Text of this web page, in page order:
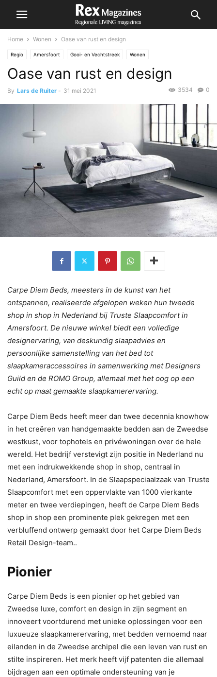
Home Wonen Oase van rust en design
Regio Amersfoort Gooi- en Vechtstreek Wonen
Oase van rust en design
By Lars de Ruiter - 31 mei 2021 0
3534
Carpe Diem Beds, meesters in de kunst van het
ontspannen, realiseerde afgelopen weken hun tweede
shop in shop in Nederland bij Truste Slaapcomfort in
Amersfoort. De nieuwe winkel biedt een volledige
designervaring, van deskundig slaapadvies en
persoonlijke samenstelling van het bed tot
slaapkameraccessoires in samenwerking met Designers
Guild en de ROMO Group, allemaal met het oog op een
echt op maat gemaakte slaapkamerervaring.
Carpe Diem Beds heeft meer dan twee decennia knowhow
in het creëren van handgemaakte bedden aan de Zweedse
westkust, voor tophotels en privéwoningen over de hele
wereld. Het bedrijf verstevigt zijn positie in Nederland nu
met een indrukwekkende shop in shop, centraal in
Nederland, Amersfoort. In de Slaapspeciaalzaak van Truste
Slaapcomfort met een oppervlakte van 1000 vierkante
meter en twee verdiepingen, heeft de Carpe Diem Beds
shop in shop een prominente plek gekregen met een
verbluffend ontwerp gemaakt door het Carpe Diem Beds
Retail Design-team..
Pionier
Carpe Diem Beds is een pionier op het gebied van
Zweedse luxe, comfort en design in zijn segment en
innoveert voortdurend met unieke oplossingen voor een
luxueuze slaapkamerervaring, met bedden vernoemd naar
eilanden in de Zweedse archipel die een leven van rust en
stilte inspireren. Het merk heeft vijf patenten die allemaal
bijdragen aan een optimale ondersteuning van je